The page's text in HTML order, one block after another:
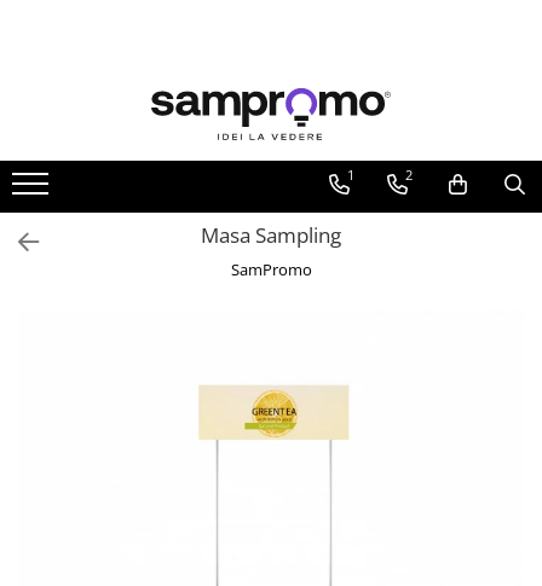
Agende datate
Agende nedatate
Agende saptamanale
Instrumente de scris personalizate
1 2
Masa Sampling
SamPromo